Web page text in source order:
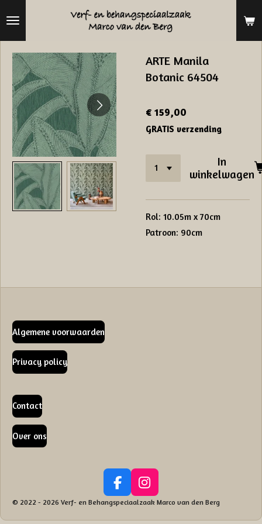
de
hoofdinhoud
ARTE Manila
Botanic 64504
€ 159,00
GRATIS verzending
In
winkelwagen
Rol: 10.05m x 70cm
Patroon: 90cm
Algemene voorwaarden
Privacy policy
Contact
Over ons
F
a
I
n
© 2022 - 2026 Verf- en Behangspeciaalzaak Marco van den Berg